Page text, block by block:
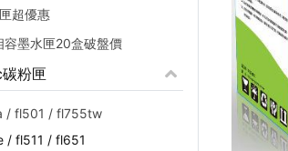
超優惠
容墨水匣20盒破盤價
粉匣
/ fl501 / fl755tw
/ fl511 / fl651